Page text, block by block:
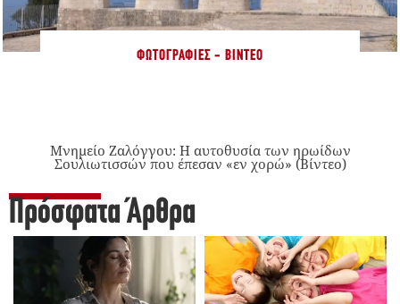
ΦΩΤΟΓΡΑΦΊΕΣ - ΒΊΝΤΕΟ
Μνημείο Ζαλόγγου: Η αυτοθυσία των ηρωίδων
Σουλιωτισσών που έπεσαν «εν χορώ» (Βίντεο)
Πρόσφατα Άρθρα